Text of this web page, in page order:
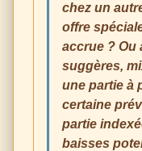
chez un
offre
accrue ? Ou
suggères,
une partie à
certaine
partie
baisses